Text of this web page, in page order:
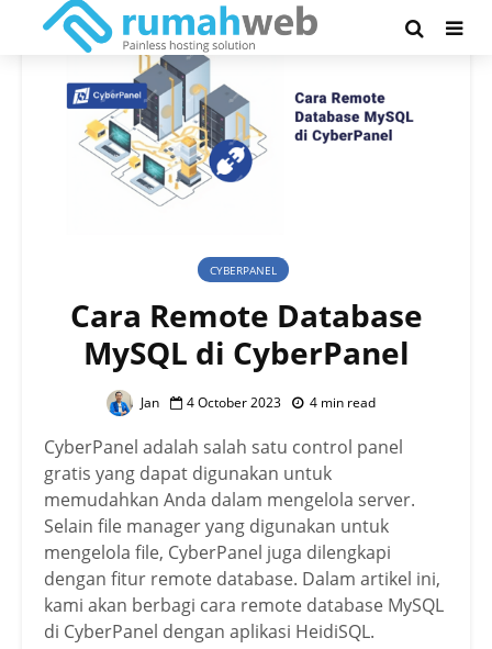
CYBERPANEL
Cara Remote Database
MySQL di CyberPanel
Jan 4 October 2023 4 min read
CyberPanel adalah salah satu control panel
gratis yang dapat digunakan untuk
memudahkan Anda dalam mengelola server.
Selain file manager yang digunakan untuk
mengelola file, CyberPanel juga dilengkapi
dengan fitur remote database. Dalam artikel ini,
kami akan berbagi cara remote database MySQL
di CyberPanel dengan aplikasi HeidiSQL.